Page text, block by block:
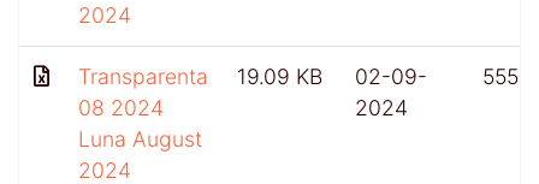
2024
Transparenta
08 2024
Luna August
2024
19.09 KB
02-09-
2024
555